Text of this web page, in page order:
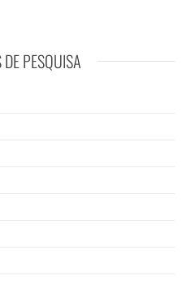
PESQUISA